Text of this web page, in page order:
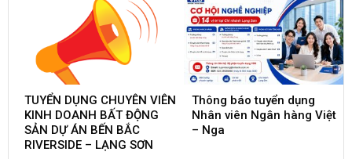
TUYỂN DỤNG CHUYÊN VIÊN
KINH DOANH BẤT ĐỘNG
SẢN DỰ ÁN BẾN BẮC
RIVERSIDE – LẠNG SƠN
Thông báo tuyển dụng
Nhân viên Ngân hàng Việt
– Nga